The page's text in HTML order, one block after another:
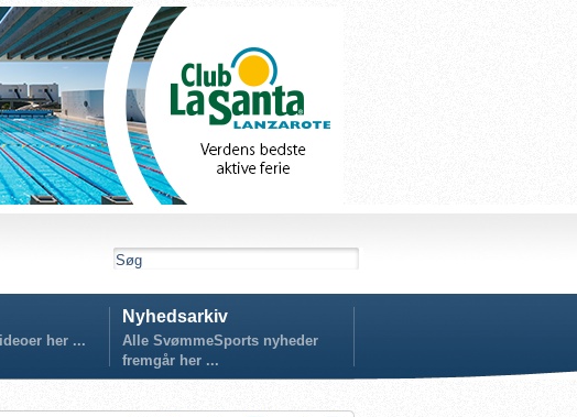
her ...
Nyhedsarkiv
Alle SvømmeSports nyheder
fremgår her ...